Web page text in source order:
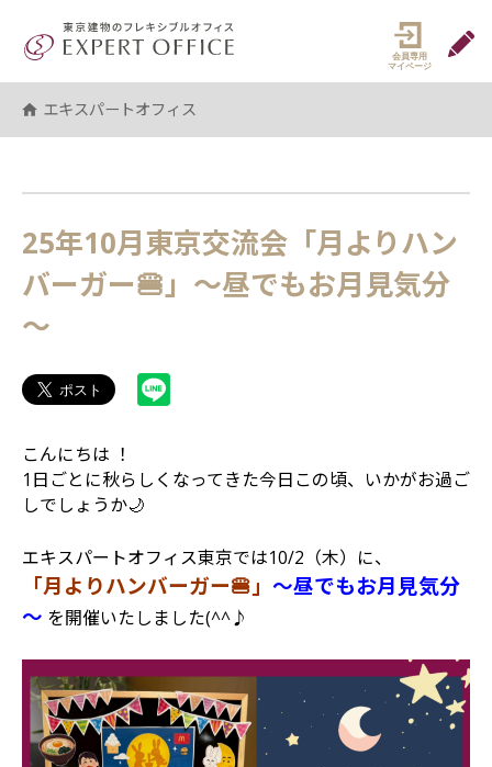
エキスパートオフィス（マイペ
エキスパートオフィス
25年10月東京交流会「月よりハン
バーガー🍔」～昼でもお月見気分
～
こんにちは ！
1日ごとに秋らしくなってきた今日この頃、いかがお過ご
しでしょうか🌙
エキスパートオフィス東京では10/2（木）に、
「月よりハンバーガー🍔 」 ～昼でもお月見気分
～ を開催いたしました(^^♪